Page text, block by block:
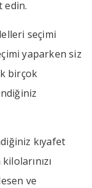
edin.
seçimi
yaparken siz
birçok
kıyafet
ve